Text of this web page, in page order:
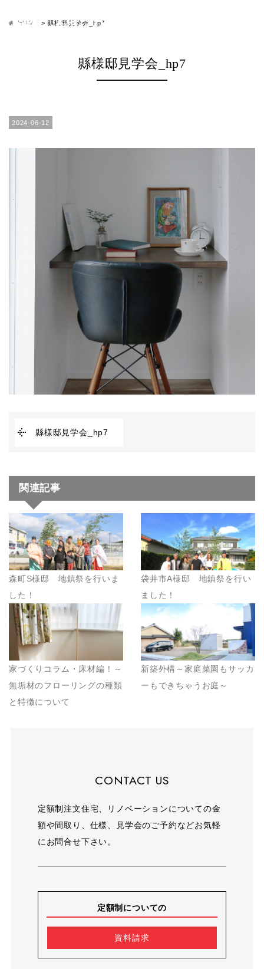
HOME > 縣様邸見学会_hp7
縣様邸見学会_hp7
2024-06-12
縣様邸見学会_hp7
関連記事
森町S様邸 地鎮祭を行いま
した！
袋井市A様邸 地鎮祭を行い
ました！
家づくりコラム・床材編！～
無垢材のフローリングの種類
と特徴について
新築外構～家庭菜園もサッカ
ーもできちゃうお庭～
CONTACT US
定額制注文住宅、リノベーションについての金
額や間取り、仕様、見学会のご予約などお気軽
にお問合せ下さい。
定額制についての
資料請求